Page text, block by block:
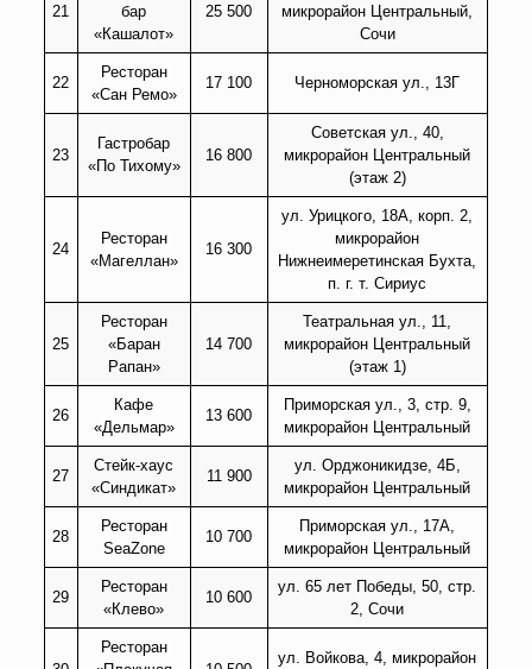
21
бар
«Кашалот»
25 500
микрорайон Центральный,
Сочи
22
Ресторан
«Сан Ремо»
17 100 Черноморская ул., 13Г
23
Гастробар
«По Тихому»
16 800
Советская ул., 40,
микрорайон Центральный
(этаж 2)
24
Ресторан
«Магеллан»
16 300
ул. Урицкого, 18А, корп. 2,
микрорайон
Нижнеимеретинская Бухта,
п. г. т. Сириус
25
Ресторан
«Баран
Рапан»
14 700
Театральная ул., 11,
микрорайон Центральный
(этаж 1)
26
Кафе
«Дельмар»
13 600
Приморская ул., 3, стр. 9,
микрорайон Центральный
27
Стейк-хаус
«Синдикат»
11 900
ул. Орджоникидзе, 4Б,
микрорайон Центральный
28
Ресторан
SeaZone
10 700
Приморская ул., 17А,
микрорайон Центральный
29
Ресторан
«Клево»
10 600
ул. 65 лет Победы, 50, стр.
2, Сочи
Ресторан
ул. Войкова, 4, микрорайон